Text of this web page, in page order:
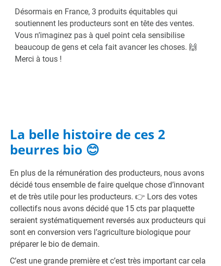
Désormais en France, 3 produits équitables qui
soutiennent les producteurs sont en tête des ventes.
Vous n’imaginez pas à quel point cela sensibilise
beaucoup de gens et cela fait avancer les choses. 🙌
Merci à tous !
La belle histoire de ces 2
beurres bio 😊
En plus de la rémunération des producteurs, nous avons
décidé tous ensemble de faire quelque chose d’innovant
et de très utile pour les producteurs. 👉 Lors des votes
collectifs nous avons décidé que 15 cts par plaquette
seraient systématiquement reversés aux producteurs qui
sont en conversion vers l’agriculture biologique pour
préparer le bio de demain.
C’est une grande première et c’est très important car cela